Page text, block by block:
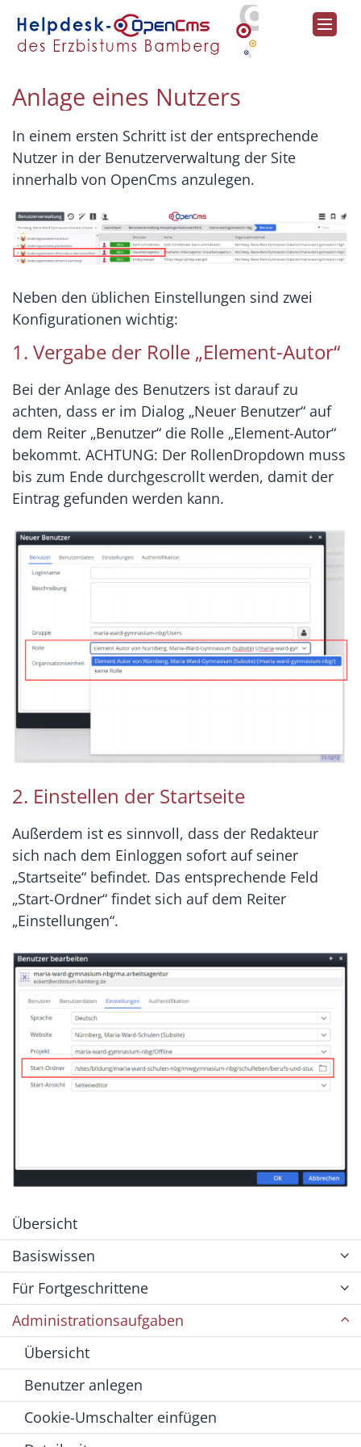
Zum Inhalt springen
Anlage eines Nutzers
In einem ersten Schritt ist der entsprechende
Nutzer in der Benutzerverwaltung der Site
innerhalb von OpenCms anzulegen.
Neben den üblichen Einstellungen sind zwei
Konfigurationen wichtig:
1. Vergabe der Rolle „Element-Autor“
Bei der Anlage des Benutzers ist darauf zu
achten, dass er im Dialog „Neuer Benutzer“ auf
dem Reiter „Benutzer“ die Rolle „Element-Autor“
bekommt. ACHTUNG: Der RollenDropdown muss
bis zum Ende durchgescrollt werden, damit der
Eintrag gefunden werden kann.
2. Einstellen der Startseite
Außerdem ist es sinnvoll, dass der Redakteur
sich nach dem Einloggen sofort auf seiner
„Startseite“ befindet. Das entsprechende Feld
„Start-Ordner“ findet sich auf dem Reiter
„Einstellungen“.
Übersicht
Basiswissen
Für Fortgeschrittene
Administrationsaufgaben
Übersicht
Benutzer anlegen
Cookie-Umschalter einfügen